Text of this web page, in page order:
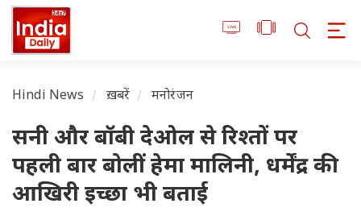
Hindi News ख़बरें मनोरंजन
सनी और बॉबी देओल से रिश्तों पर
पहली बार बोलीं हेमा मालिनी, धर्मेंद्र की
आखिरी इच्छा भी बताई